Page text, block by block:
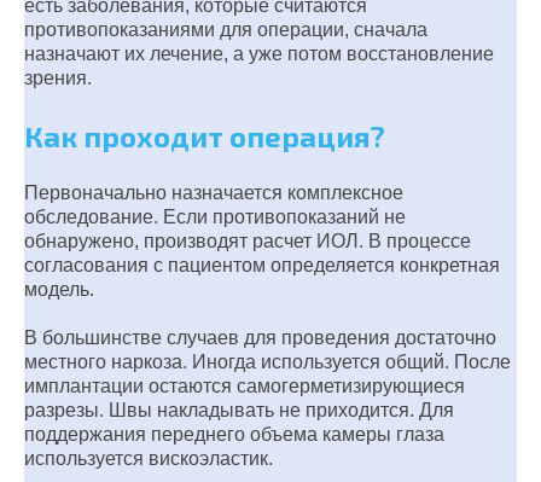
есть заболевания, которые считаются
противопоказаниями для операции, сначала
назначают их лечение, а уже потом восстановление
зрения.
Как проходит операция?
Первоначально назначается комплексное
обследование. Если противопоказаний не
обнаружено, производят расчет ИОЛ. В процессе
согласования с пациентом определяется конкретная
модель.
В большинстве случаев для проведения достаточно
местного наркоза. Иногда используется общий. После
имплантации остаются самогерметизирующиеся
разрезы. Швы накладывать не приходится. Для
поддержания переднего объема камеры глаза
используется вискоэластик.